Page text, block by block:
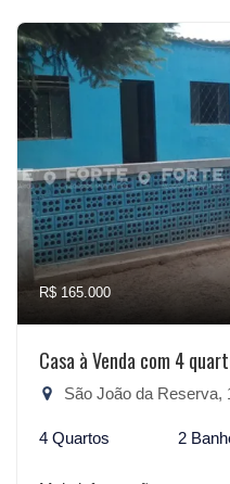
R$ 165.000
Casa à Venda com 4
São João da Reserva, 1352 -
4 Quartos 2